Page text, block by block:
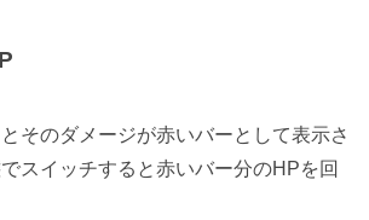
そのダメージが赤いバーとして表示さ
スイッチすると赤いバー分のHPを回